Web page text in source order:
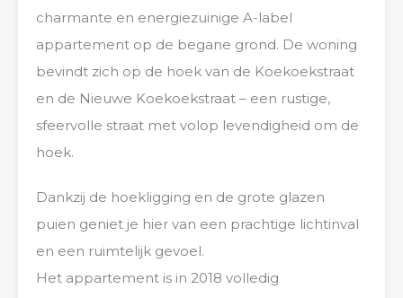
charmante en energiezuinige A-label
appartement op de begane grond. De woning
bevindt zich op de hoek van de Koekoekstraat
en de Nieuwe Koekoekstraat – een rustige,
sfeervolle straat met volop levendigheid om de
hoek.
Dankzij de hoekligging en de grote glazen
puien geniet je hier van een prachtige lichtinval
en een ruimtelijk gevoel.
Het appartement is in 2018 volledig